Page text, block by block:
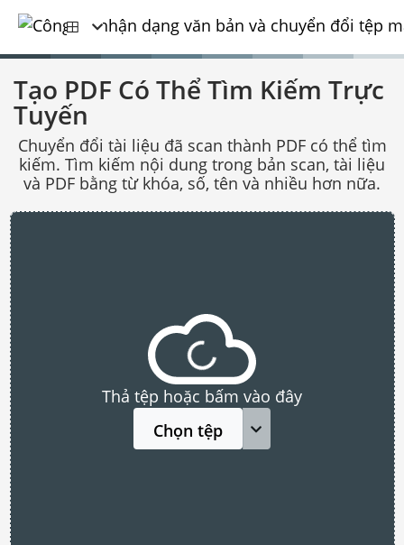
Tạo PDF Có Thể Tìm Kiếm Trực
Tuyến
Chuyển đổi tài liệu đã scan thành PDF có thể tìm
kiếm. Tìm kiếm nội dung trong bản scan, tài liệu
và PDF bằng từ khóa, số, tên và nhiều hơn nữa.
Thả tệp hoặc bấm vào đây
Chọn tệp